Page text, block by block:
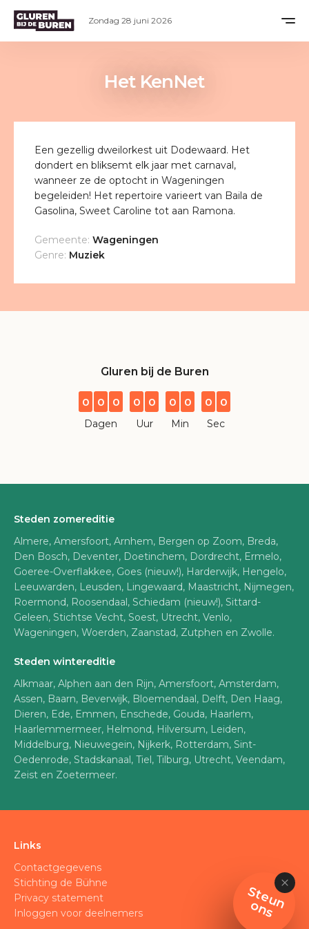
Het KenNet
Een gezellig dweilorkest uit Dodewaard. Het
dondert en bliksemt elk jaar met carnaval,
wanneer ze de optocht in Wageningen
begeleiden! Het repertoire varieert van Baila de
Gasolina, Sweet Caroline tot aan Ramona.
Gemeente: Wageningen
Genre: Muziek
Gluren bij de Buren
0 0 0
Dagen
0 0
Uur
0 0
Min
0 0
Sec
Steden zomereditie
Almere, Amersfoort, Arnhem, Bergen op Zoom, Breda,
Den Bosch, Deventer, Doetinchem, Dordrecht, Ermelo,
Goeree-Overflakkee, Goes (nieuw!), Harderwijk, Hengelo,
Leeuwarden, Leusden, Lingewaard, Maastricht, Nijmegen,
Roermond, Roosendaal, Schiedam (nieuw!), Sittard-
Geleen, Stichtse Vecht, Soest, Utrecht, Venlo,
Wageningen, Woerden, Zaanstad, Zutphen en Zwolle.
Steden wintereditie
Alkmaar, Alphen aan den Rijn, Amersfoort, Amsterdam,
Assen, Baarn, Beverwijk, Bloemendaal, Delft, Den Haag,
Dieren, Ede, Emmen, Enschede, Gouda, Haarlem,
Haarlemmermeer, Helmond, Hilversum, Leiden,
Middelburg, Nieuwegein, Nijkerk, Rotterdam, Sint-
Oedenrode, Stadskanaal, Tiel, Tilburg, Utrecht, Veendam,
Zeist en Zoetermeer.
Links
Contactgegevens
Stichting de Bühne
Privacy statement
Inloggen voor deelnemers
Zondag 28 juni 2026
S
t
e
u
n
o
n
s